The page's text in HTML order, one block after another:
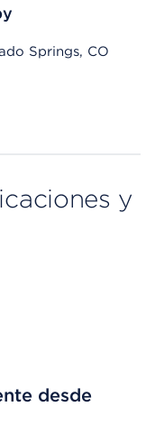
Springs, CO
mobile devices
y
desde